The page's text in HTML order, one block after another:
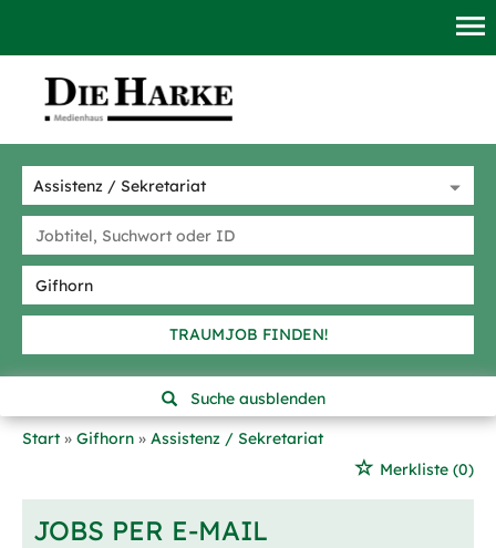
TRAUMJOB FINDEN!
Suche ausblenden
Start
Gifhorn
Assistenz / Sekretariat
Merkliste (0)
JOBS PER E-MAIL